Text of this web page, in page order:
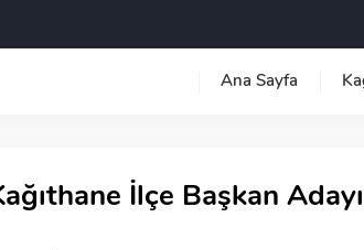
Ana Sayfa
İlçe Başkan